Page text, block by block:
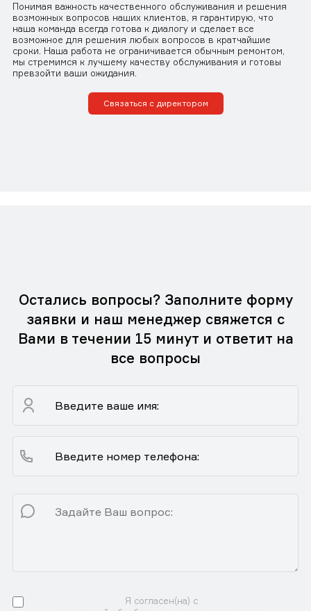
Понимая важность качественного обслуживания и решения
возможных вопросов наших клиентов, я гарантирую, что
наша команда всегда готова к диалогу и сделает все
возможное для решения любых вопросов в кратчайшие
сроки. Наша работа не ограничивается обычным ремонтом,
мы стремимся к лучшему качеству обслуживания и готовы
превзойти ваши ожидания.
Связаться с директором
Остались вопросы? Заполните форму
заявки и наш менеджер свяжется с
Вами в течении 15 минут и ответит на
все вопросы
Я согласен(на) с